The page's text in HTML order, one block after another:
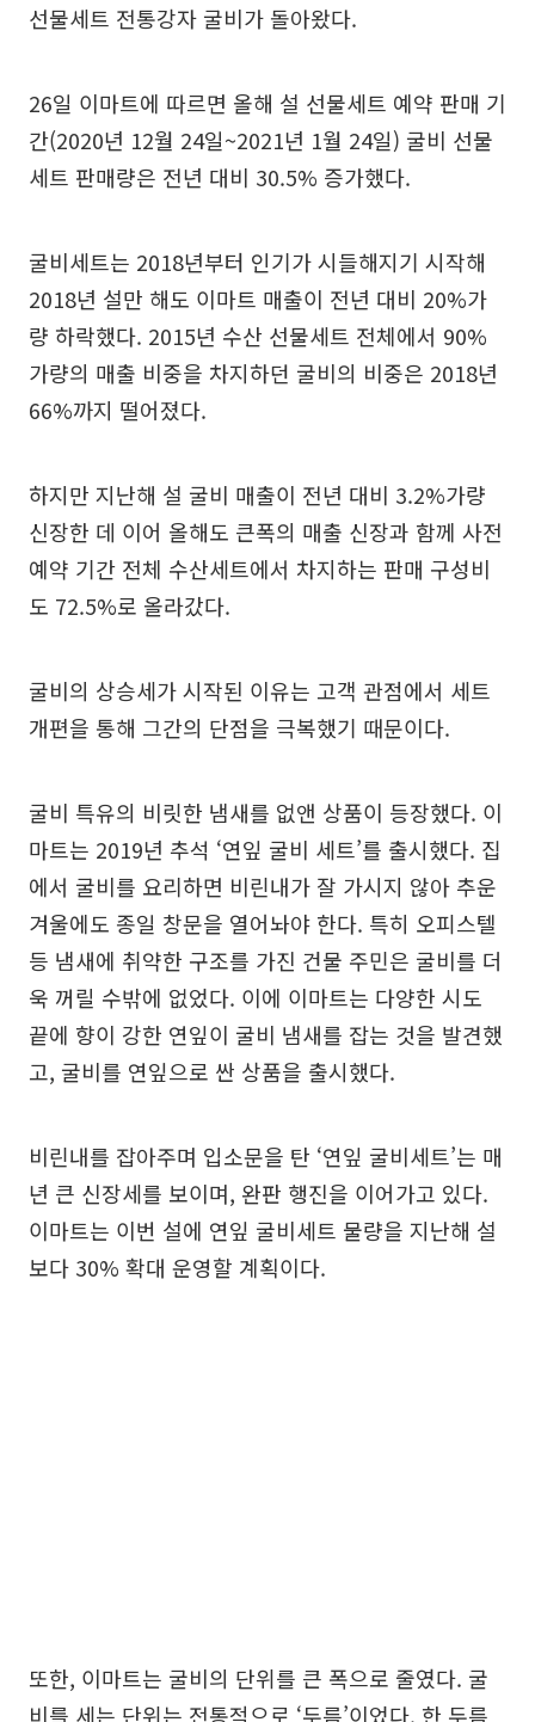
선물세트 전통강자 굴비가 돌아왔다.
26일 이마트에 따르면 올해 설 선물세트 예약 판매 기
간(2020년 12월 24일~2021년 1월 24일) 굴비 선물
세트 판매량은 전년 대비 30.5% 증가했다.
굴비세트는 2018년부터 인기가 시들해지기 시작해
2018년 설만 해도 이마트 매출이 전년 대비 20%가
량 하락했다. 2015년 수산 선물세트 전체에서 90%
가량의 매출 비중을 차지하던 굴비의 비중은 2018년
66%까지 떨어졌다.
하지만 지난해 설 굴비 매출이 전년 대비 3.2%가량
신장한 데 이어 올해도 큰폭의 매출 신장과 함께 사전
예약 기간 전체 수산세트에서 차지하는 판매 구성비
도 72.5%로 올라갔다.
굴비의 상승세가 시작된 이유는 고객 관점에서 세트
개편을 통해 그간의 단점을 극복했기 때문이다.
굴비 특유의 비릿한 냄새를 없앤 상품이 등장했다. 이
마트는 2019년 추석 ‘연잎 굴비 세트’를 출시했다. 집
에서 굴비를 요리하면 비린내가 잘 가시지 않아 추운
겨울에도 종일 창문을 열어놔야 한다. 특히 오피스텔
등 냄새에 취약한 구조를 가진 건물 주민은 굴비를 더
욱 꺼릴 수밖에 없었다. 이에 이마트는 다양한 시도
끝에 향이 강한 연잎이 굴비 냄새를 잡는 것을 발견했
고, 굴비를 연잎으로 싼 상품을 출시했다.
비린내를 잡아주며 입소문을 탄 ‘연잎 굴비세트’는 매
년 큰 신장세를 보이며, 완판 행진을 이어가고 있다.
이마트는 이번 설에 연잎 굴비세트 물량을 지난해 설
보다 30% 확대 운영할 계획이다.
또한, 이마트는 굴비의 단위를 큰 폭으로 줄였다. 굴
비를 세는 단위는 전통적으로 ‘두름’이었다. 한 두름